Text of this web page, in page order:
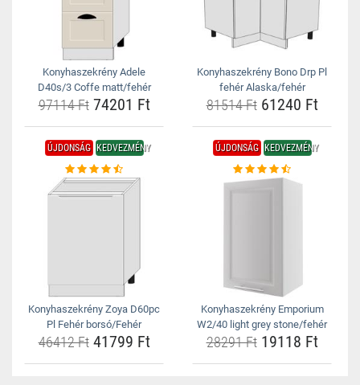
Konyhaszekrény Adele
D40s/3 Coffe matt/fehér
97114 Ft74201 Ft
Konyhaszekrény Bono Drp Pl
fehér Alaska/fehér
81514 Ft61240 Ft
ÚJDONSÁG KEDVEZMÉNY
Konyhaszekrény Zoya D60pc
Pl Fehér borsó/Fehér
46412 Ft41799 Ft
ÚJDONSÁG KEDVEZMÉNY
Konyhaszekrény Emporium
W2/40 light grey stone/fehér
28291 Ft19118 Ft